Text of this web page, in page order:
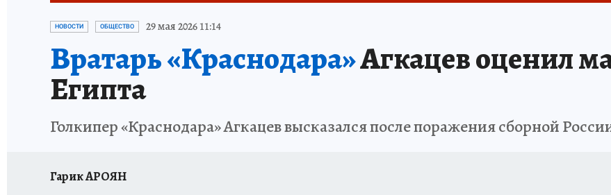
ОТДЫХ В РОССИИ ЗДОРОВЬЕ КУБАНИ
НОВОСТИ ОБЩЕСТВО 29 мая 2026 11:14
Вратарь «Краснодара»Агкацев оценил
Египта
Голкипер «Краснодара» Агкацев высказался после поражения сборной
Гарик АРОЯН